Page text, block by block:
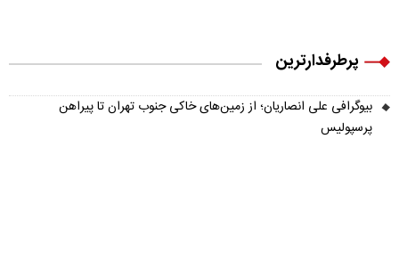
پرطرفدارترین
بیوگرافی علی انصاریان؛ از زمین‌های خاکی جنوب تهران تا پیراهن
پرسپولیس